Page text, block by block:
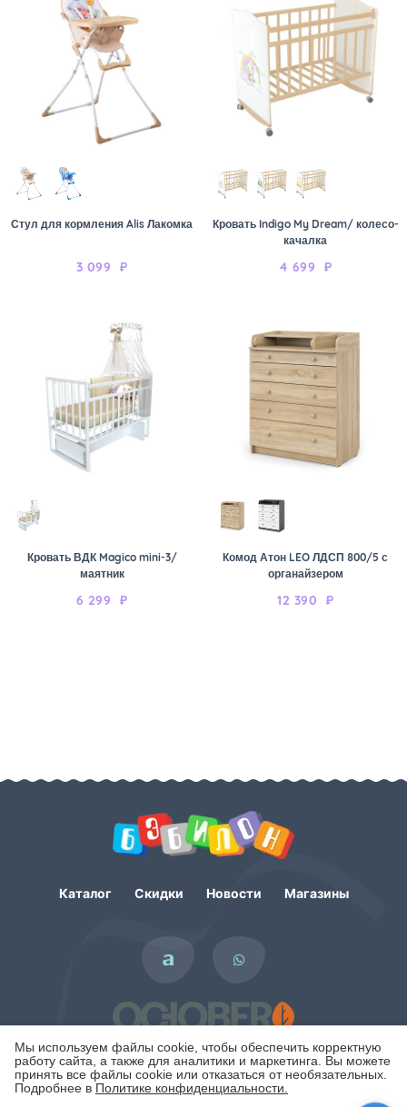
Мы используем файлы cookie, чтобы обеспечить корректную
работу сайта, а также для аналитики и маркетинга. Вы можете
принять все файлы cookie или отказаться от необязательных.
Подробнее в Политике конфиденциальности.
Стул для кормления Alis Лакомка
3 099 ₽
Кровать Indigo My Dream/ колесо-
качалка
4 699 ₽
Кровать ВДК Magico mini-3/
маятник
6 299 ₽
Комод Атон LEO ЛДСП 800/5 с
органайзером
12 390 ₽
Каталог Скидки Новости Магазины
Политика конфиденциальности